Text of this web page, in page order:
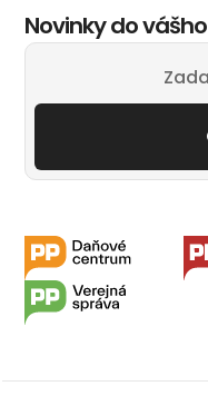
Novinky do